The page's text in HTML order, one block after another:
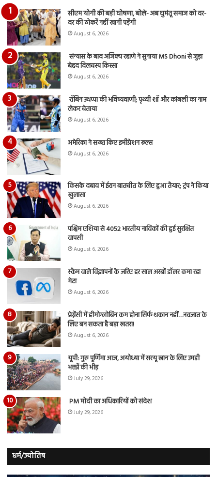
सीएम योगी की बड़ी घोषणा, बोले- अब घुमंतू समाज को दर-
दर की ठोकरें नहीं खानी पड़ेंगी
August 6, 2026
संन्यास के बाद अजिंक्‍य रहाणे ने सुनाया MS Dhoni से जुड़ा
बेहद दिलचस्प किस्सा
August 6, 2026
रॉबिन उथप्पा की भविष्यवाणी; पृथ्वी शॉ और कांबली का नाम
लेकर चेताया
August 6, 2026
अमेरिका ने सख्त किए इमीग्रेशन रूल्स
August 6, 2026
किसके दबाव में ईरान बातचीत के लिए हुआ तैयार; ट्रंप ने किया
खुलासा
August 6, 2026
पश्चिम एशिया से 4052 भारतीय नाविकों की हुई सुरक्षित
वापसी
August 6, 2026
स्कैम वाले विज्ञापनों के जरिए हर साल अरबों डॉलर कमा रहा
मेटा
August 6, 2026
प्रेग्नेंसी में हीमोग्लोबिन कम होना सिर्फ थकान नहीं…नवजात के
लिए बन सकता है बड़ा खतरा!
August 6, 2026
यूपी: गुरु पूर्णिमा आज, अयोध्या में सरयू स्नान के लिए उमड़ी
भक्तों की भीड़
July 29, 2026
PM मोदी का अधिकारियों को संदेश
July 29, 2026
धर्म/ज्योतिष